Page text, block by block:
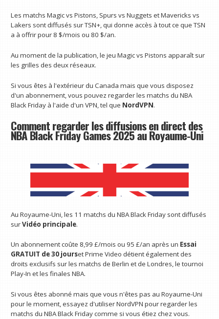
Les matchs Magic vs Pistons, Spurs vs Nuggets et Mavericks vs
Lakers sont diffusés sur TSN+, qui donne accès à tout ce que TSN
a à offrir pour 8 $/mois ou 80 $/an.
Au moment de la publication, le jeu Magic vs Pistons apparaît sur
les grilles des deux réseaux.
Si vous êtes à l'extérieur du Canada mais que vous disposez
d'un abonnement, vous pouvez regarder les matchs du NBA
Black Friday à l'aide d'un VPN, tel que NordVPN.
Comment regarder les diffusions en direct des
NBA Black Friday Games 2025 au Royaume-Uni
Au Royaume-Uni, les 11 matchs du NBA Black Friday sont diffusés
surVidéo principale.
Un abonnement coûte 8,99 £/mois ou 95 £/an après un Essai
GRATUIT de 30 jourset Prime Video détient également des
droits exclusifs sur les matchs de Berlin et de Londres, le tournoi
Play-In et les finales NBA.
Si vous êtes abonné mais que vous n'êtes pas au Royaume-Uni
pour le moment, essayez d'utiliser NordVPN pour regarder les
matchs du NBA Black Friday comme si vous étiez chez vous.